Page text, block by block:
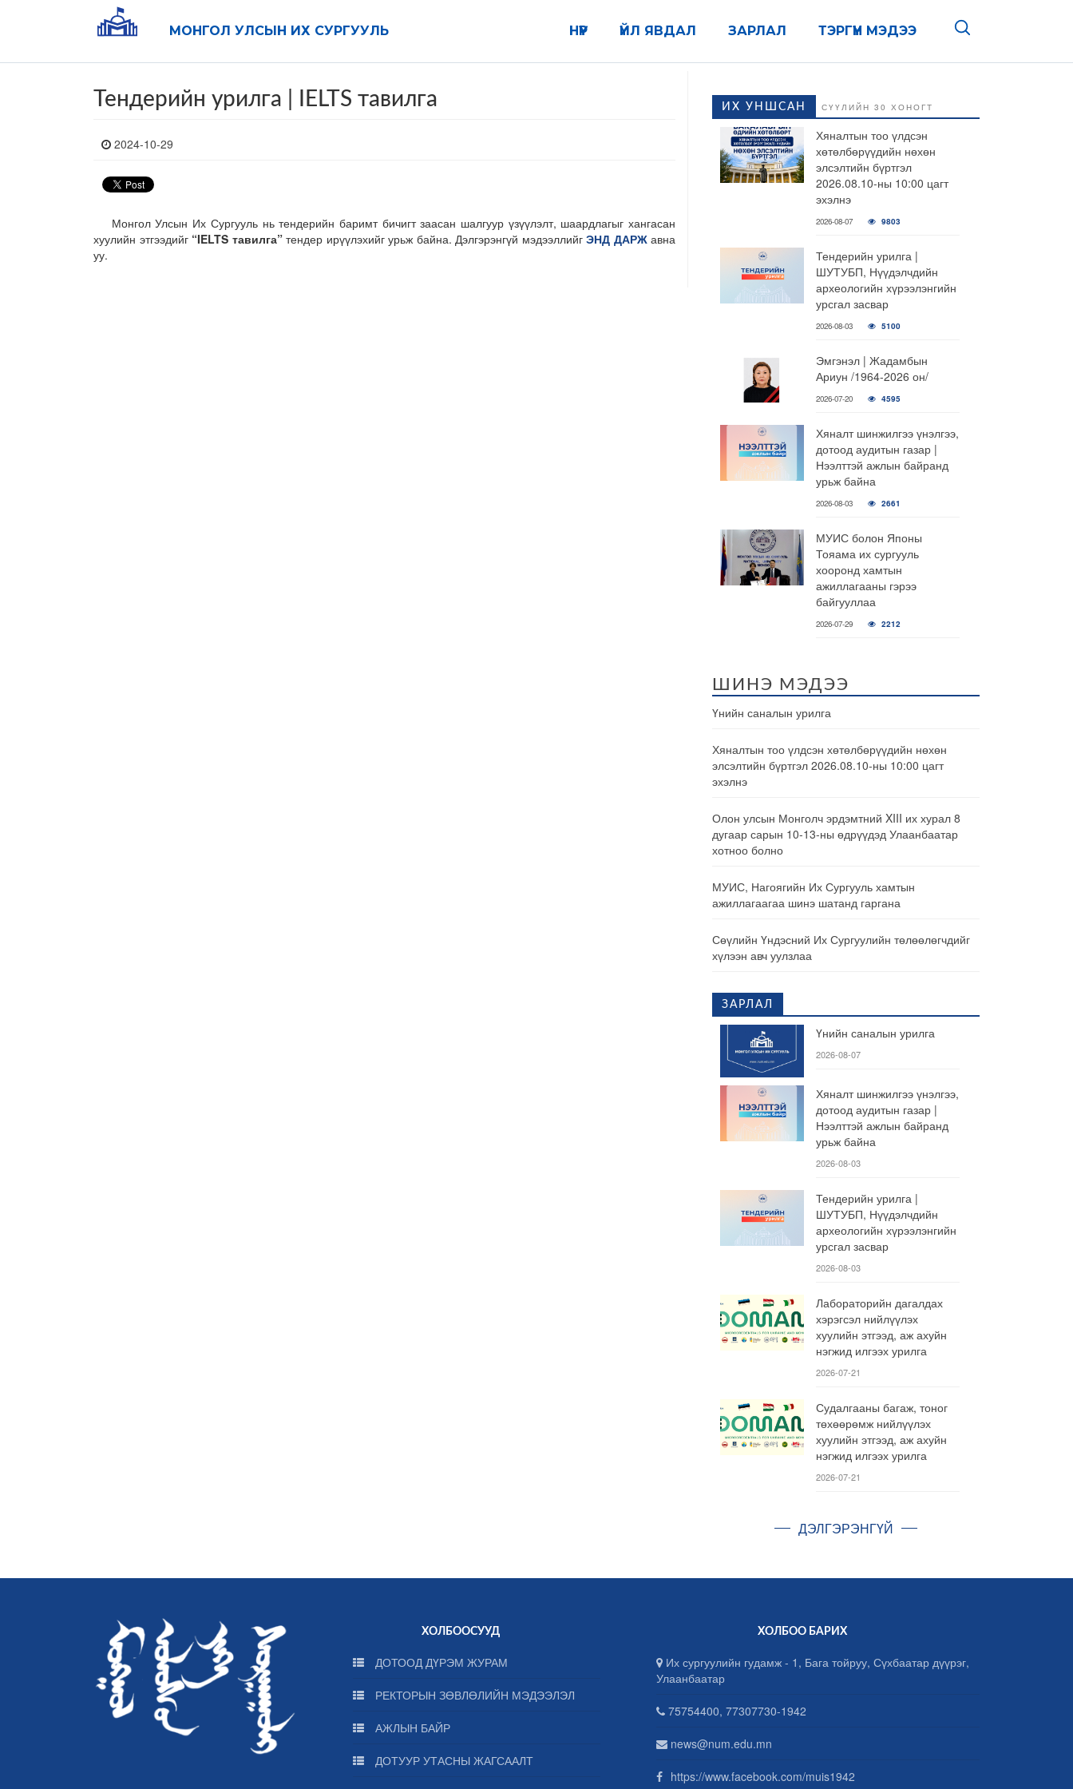
МОНГОЛ УЛСЫН ИХ СУРГУУЛЬ ТЭРГҮҮН МЭДЭЭ
ЗАРЛАЛ
ҮЙЛ ЯВДАЛ
НҮҮР
Тендерийн урилга | IELTS тавилга
2024-10-29
Монгол Улсын Их Сургууль нь тендерийн баримт бичигт заасан шалгуур үзүүлэлт, шаардлагыг хангасан
хуулийн этгээдийг “IELTS тавилга” тендер ирүүлэхийг урьж байна. Дэлгэрэнгүй мэдээллийг ЭНД ДАРЖавна
уу.
ИХ УНШСАН СҮҮЛИЙН 30 ХОНОГТ
Хяналтын тоо үлдсэн
хөтөлбөрүүдийн нөхөн
элсэлтийн бүртгэл
2026.08.10-ны 10:00 цагт
эхэлнэ
2026-08-07 9803
Тендерийн урилга |
ШУТУБП, Нүүдэлчдийн
археологийн хүрээлэнгийн
урсгал засвар
2026-08-03 5100
Эмгэнэл | Жадамбын
Ариун /1964-2026 он/
2026-07-20 4595
Хяналт шинжилгээ үнэлгээ,
дотоод аудитын газар |
Нээлттэй ажлын байранд
урьж байна
2026-08-03 2661
МУИС болон Японы
Тояама их сургууль
хооронд хамтын
ажиллагааны гэрээ
байгууллаа
2026-07-29 2212
ШИНЭ МЭДЭЭ
Үнийн саналын урилга
Хяналтын тоо үлдсэн хөтөлбөрүүдийн нөхөн
элсэлтийн бүртгэл 2026.08.10-ны 10:00 цагт
эхэлнэ
Олон улсын Монголч эрдэмтний XIII их хурал 8
дугаар сарын 10-13-ны өдрүүдэд Улаанбаатар
хотноо болно
МУИС, Нагоягийн Их Сургууль хамтын
ажиллагаагаа шинэ шатанд гаргана
Сөүлийн Үндэсний Их Сургуулийн төлөөлөгчдийг
хүлээн авч уулзлаа
ЗАРЛАЛ
Үнийн саналын урилга
2026-08-07
Хяналт шинжилгээ үнэлгээ,
дотоод аудитын газар |
Нээлттэй ажлын байранд
урьж байна
2026-08-03
Тендерийн урилга |
ШУТУБП, Нүүдэлчдийн
археологийн хүрээлэнгийн
урсгал засвар
2026-08-03
Лабораторийн дагалдах
хэрэгсэл нийлүүлэх
хуулийн этгээд, аж ахуйн
нэгжид илгээх урилга
2026-07-21
Судалгааны багаж, тоног
төхөөрөмж нийлүүлэх
хуулийн этгээд, аж ахуйн
нэгжид илгээх урилга
2026-07-21
ДЭЛГЭРЭНГҮЙ
ХОЛБООСУУД
ДОТООД ДҮРЭМ ЖУРАМ
РЕКТОРЫН ЗӨВЛӨЛИЙН МЭДЭЭЛЭЛ
АЖЛЫН БАЙР
ДОТУУР УТАСНЫ ЖАГСААЛТ
ХОЛБОО БАРИХ
Их сургуулийн гудамж - 1, Бага тойруу, Сүхбаатар дүүрэг,
Улаанбаатар
75754400, 77307730-1942
news@num.edu.mn
https://www.facebook.com/muis1942